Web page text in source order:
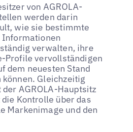
von AGROLA-
werden darin
wie sie bestimmte
Informationen
verwalten, ihre
Profile vervollständigen
dem neuesten Stand
können. Gleichzeitig
der AGROLA-Hauptsitz
Kontrolle über das
Markenimage und den